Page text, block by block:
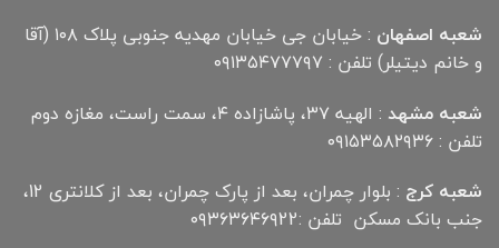
شعبه اصفهان
: خیابان جی خیابان مهدیه جنوبی پلاک ۱۰۸ (آقا
و خانم دیتیلر) تلفن : ۰۹۱۳۵۴۷۷۷۹۷
شعبه مشهد
: الهیه ۳۷، پاشازاده ۴، سمت راست، مغازه دوم
تلفن : ۰۹۱۵۳۵۸۲۹۳۶
شعبه کرج
: بلوار چمران، بعد از پارک چمران، بعد از کلانتری 12،
جنب بانک مسکن تلفن :۰۹۳۶۳۶۴۶۹22